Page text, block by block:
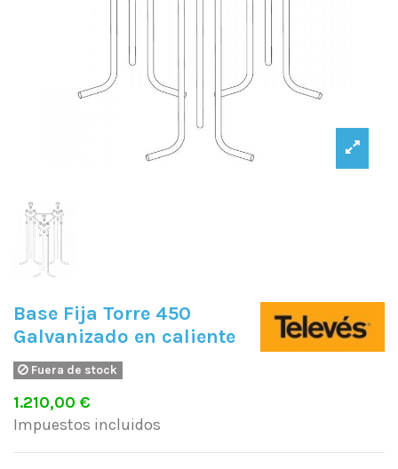
Base Fija Torre 450
Galvanizado en caliente
Fuera de stock
1.210,00 €
Impuestos incluidos